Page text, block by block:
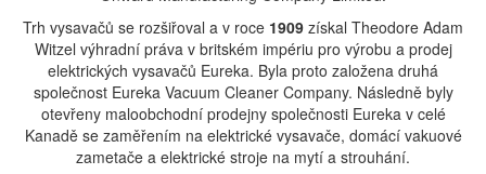
Trh vysavačů se rozšiřoval a v roce 1909 získal Theodore Adam
Witzel výhradní práva v britském impériu pro výrobu a prodej
elektrických vysavačů Eureka. Byla proto založena druhá
společnost Eureka Vacuum Cleaner Company. Následně byly
otevřeny maloobchodní prodejny společnosti Eureka v celé
Kanadě se zaměřením na elektrické vysavače, domácí vakuové
zametače a elektrické stroje na mytí a strouhání.